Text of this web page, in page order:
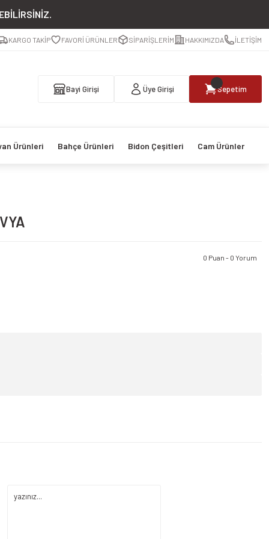
KARGO TAKİP FAVORİ ÜRÜNLER SİPARİŞLERİM HAKKIMIZDA İLETİŞİM
Bayi Girişi Üye Girişi Sepetim
Ürünleri Bahçe Ürünleri Bidon Çeşitleri Cam Ürünler
0 Puan - 0 Yorum